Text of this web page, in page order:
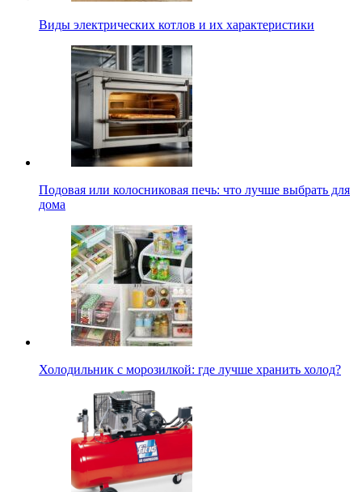
Виды электрических котлов и их характеристики
Подовая или колосниковая печь: что лучше выбрать для
дома
Холодильник с морозилкой: где лучше хранить холод?